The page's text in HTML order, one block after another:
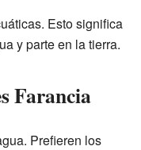
Esto significa
y parte en la tierra.
Farancia
Prefieren los